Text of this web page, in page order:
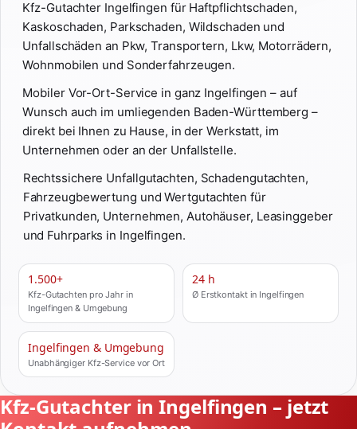
Kfz-Gutachter Ingelfingen für Haftpflichtschaden,
Kaskoschaden, Parkschaden, Wildschaden und
Unfallschäden an Pkw, Transportern, Lkw, Motorrädern,
Wohnmobilen und Sonderfahrzeugen.
Mobiler Vor-Ort-Service in ganz Ingelfingen – auf
Wunsch auch im umliegenden Baden-Württemberg –
direkt bei Ihnen zu Hause, in der Werkstatt, im
Unternehmen oder an der Unfallstelle.
Rechtssichere Unfallgutachten, Schadengutachten,
Fahrzeugbewertung und Wertgutachten für
Privatkunden, Unternehmen, Autohäuser, Leasinggeber
und Fuhrparks in Ingelfingen.
1.500+
Kfz-Gutachten pro Jahr in
Ingelfingen & Umgebung
24 h
Ø Erstkontakt in Ingelfingen
Ingelfingen & Umgebung
Unabhängiger Kfz-Service vor Ort
Kfz-Gutachter in Ingelfingen – jetzt